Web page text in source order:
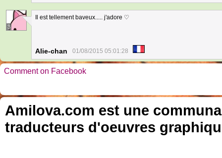
3
Il est tellement baveux..... j'adore ♡
Alie-chan 01/08/2015 05:01:28
Comment on Facebook
Amilova.com est une
traducteurs d'oeuvres